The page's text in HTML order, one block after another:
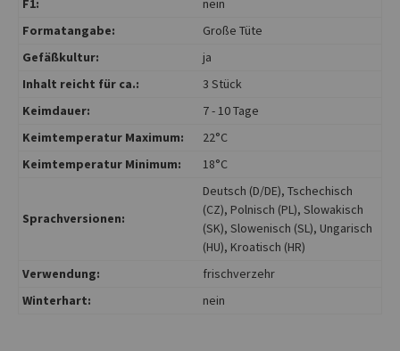
F1:
nein
Formatangabe:
Große Tüte
Gefäßkultur:
ja
Inhalt reicht für ca.:
3 Stück
Keimdauer:
7 - 10 Tage
Keimtemperatur Maximum:
22°C
Keimtemperatur Minimum:
18°C
Sprachversionen:
Deutsch (D/DE), Tschechisch
(CZ), Polnisch (PL), Slowakisch
(SK), Slowenisch (SL), Ungarisch
(HU), Kroatisch (HR)
Verwendung:
frischverzehr
Winterhart:
nein